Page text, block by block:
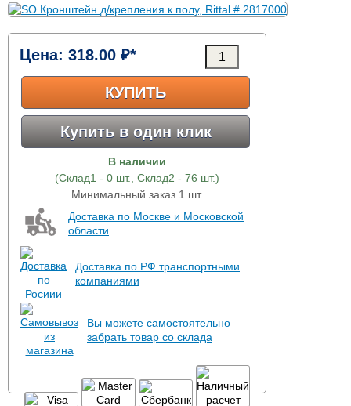
Цена: 318.00 ₽*
КУПИТЬ
Купить в один клик
В наличии
(Склад1 - 0 шт., Склад2 - 76 шт.)
Минимальный заказ 1 шт.
Доставка по Москве и Московской
области
Доставка по РФ транспортными
компаниями
Вы можете самостоятельно
забрать товар со склада